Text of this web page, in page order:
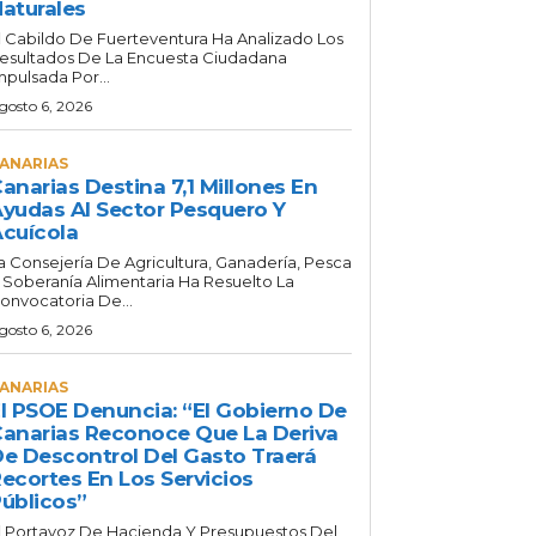
Cabildo De Fuerteventura Ha Analizado Los
De La Encuesta Ciudadana
Por...
6, 2026
Destina 7,1 Millones En
Al Sector Pesquero Y
Consejería De Agricultura, Ganadería, Pesca
Soberanía Alimentaria Ha Resuelto La
De...
6, 2026
PSOE Denuncia: “El Gobierno De
Reconoce Que La Deriva
Descontrol Del Gasto Traerá
En Los Servicios
Portavoz De Hacienda Y Presupuestos Del